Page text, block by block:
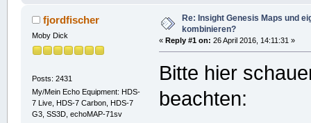
fjordfischer
Moby Dick
Posts: 2431
My/Mein Echo Equipment: HDS-
7 Live, HDS-7 Carbon, HDS-7
G3, SS3D, echoMAP-71sv
Re: Insight Genesis Maps und
kombinieren?
« Reply #1 on: 26 April 2016, 14:11:31 »
Bitte hier
beachten: